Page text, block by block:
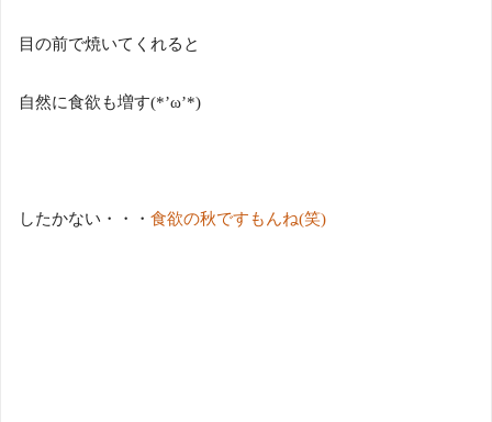
目の前で焼いてくれると
自然に食欲も増す(*’ω’*)
したかない・・・ 食欲の秋ですもんね(笑)